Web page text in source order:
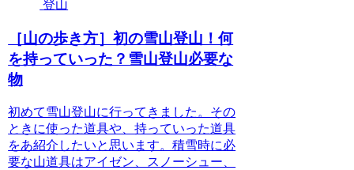
登山
［山の歩き方］初の雪山登山！何
を持っていった？雪山登山必要な
物
初めて雪山登山に行ってきました。その
ときに使った道具や、持っていった道具
をあ紹介したいと思います。積雪時に必
要な山道具はアイゼン、スノーシュー、